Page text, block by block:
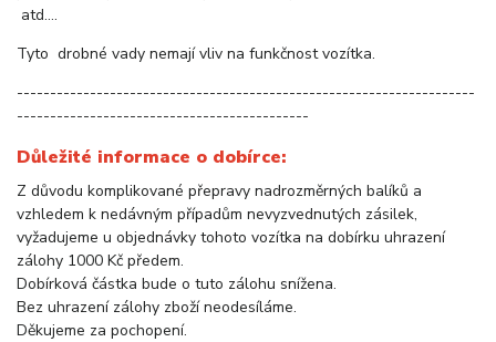
atd….
Tyto drobné vady nemají vliv na funkčnost vozítka.
---------------------------------------------------------------------
--------------------------------------------
Důležité informace o dobírce:
Z důvodu komplikované přepravy nadrozměrných balíků a
vzhledem k nedávným případům nevyzvednutých zásilek,
vyžadujeme u objednávky tohoto vozítka na dobírku uhrazení
zálohy 1000 Kč předem.
Dobírková částka bude o tuto zálohu snížena.
Bez uhrazení zálohy zboží neodesíláme.
Děkujeme za pochopení.